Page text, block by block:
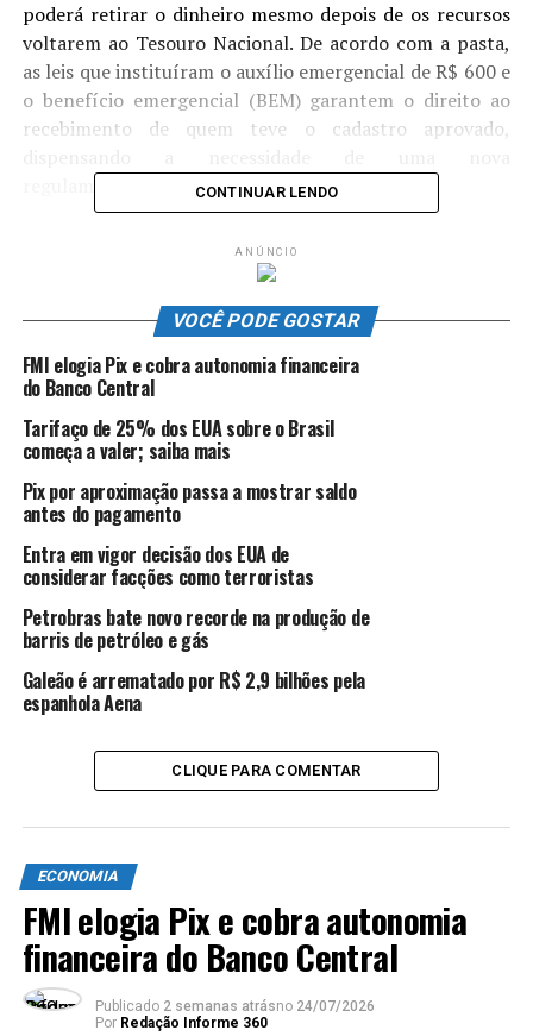
poderá retirar o dinheiro mesmo depois de os recursos
voltarem ao Tesouro Nacional. De acordo com a pasta,
as leis que instituíram o auxílio emergencial de R$ 600 e
o benefício emergencial (BEM) garantem o direito ao
recebimento de quem teve o cadastro aprovado,
apenas para os benefícios depositados nas contas
quem não tem conta em banco ou quem tiver optado
por esse canal na hora de pedir o dinheiro.
De acordo com o ministério, o procedimento é
semelhante a benefícios da Previdência Social, que
voltam ao Tesouro Nacional caso não sejam retirados. A
regra não afeta quem recebe diretamente na conta
bancária, de qualquer instituição financeira. Isso porque
o governo entende que, nesses casos, o dinheiro já foi
sacado.
Transferência
Criada para atender às pessoas sem conta bancária, a
conta poupança digital da Caixa permite até três
transferências mensais para outras contas de qualquer
banco. Durante a pandemia do coronavírus, não haverá
cobrança de taxas para transferências a outras
CONTINUAR LENDO
ANÚNCIO
VOCÊ PODE GOSTAR
FMI elogia Pix e cobra autonomia financeira
do Banco Central
Tarifaço de 25% dos EUA sobre o Brasil
começa a valer; saiba mais
Pix por aproximação passa a mostrar saldo
antes do pagamento
Entra em vigor decisão dos EUA de
considerar facções como terroristas
Petrobras bate novo recorde na produção de
barris de petróleo e gás
Galeão é arrematado por R$ 2,9 bilhões pela
espanhola Aena
CLIQUE PARA COMENTAR
ECONOMIA
FMI elogia Pix e cobra autonomia
financeira do Banco Central
Publicado 2 semanas atrásno 24/07/2026
Por Redação Informe 360